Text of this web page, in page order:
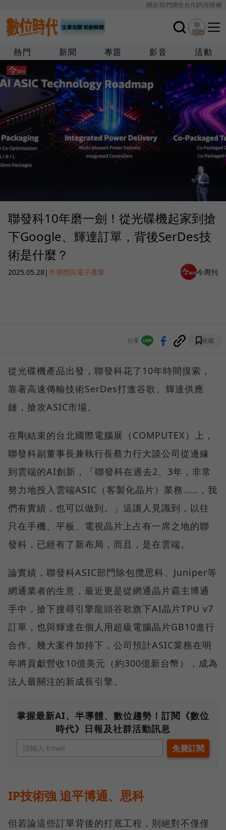
關於我們廣告合作內容授權
熱門 新聞 專題 影音 活動
聯發科10年磨一劍！從光碟機起家到搶
下Google、輝達訂單，背後SerDes技
術是什麼？
2025.05.28|半導體與電子產業 今周刊
分享 收藏
從光碟機產品出發，聯發科花了10年時間摸索，
靠著高速傳輸技術SerDes打進谷歌、輝達供應
鏈，搶攻ASIC市場。
在剛結束的台北國際電腦展（COMPUTEX）上，
聯發科副董事長兼執行長蔡力行大談公司從邊緣
到雲端的AI創新，「聯發科在過去2、3年，非常
努力地投入雲端ASIC（客製化晶片）業務……，我
們有實績，也可以做到。」這讓人見識到，以往
只在手機、平板、電視晶片上占有一席之地的聯
發科，已經有了新布局，而且，是在雲端。
論實績，聯發科ASIC部門除包攬思科、Juniper等
網通業者的生意，最近更是從網通晶片霸主博通
手中，搶下搜尋引擎龍頭谷歌旗下AI晶片TPU v7
訂單，也與輝達在個人用超級電腦晶片GB10進行
合作。幾大案件加持下，公司預計ASIC業務在明
年將貢獻營收10億美元（約300億新台幣），成為
法人最關注的新成長引擎。
掌握最新AI、半導體、數位趨勢！訂閱《數位
時代》日報及社群活動訊息
IP技術強 追平博通、思科
但若論這些訂單背後的打底工程，則絕對不僅僅